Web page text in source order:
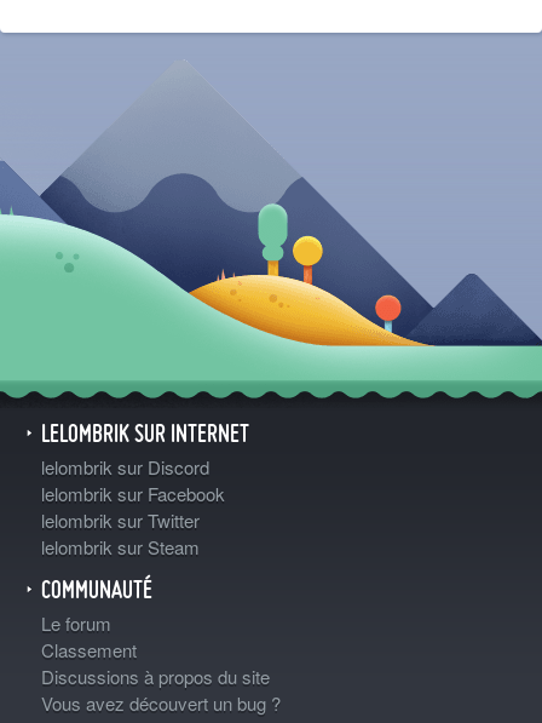
LELOMBRIK SUR INTERNET
lelombrik sur Discord
lelombrik sur Facebook
lelombrik sur Twitter
lelombrik sur Steam
COMMUNAUTÉ
Le forum
Classement
Discussions à propos du site
Vous avez découvert un bug ?